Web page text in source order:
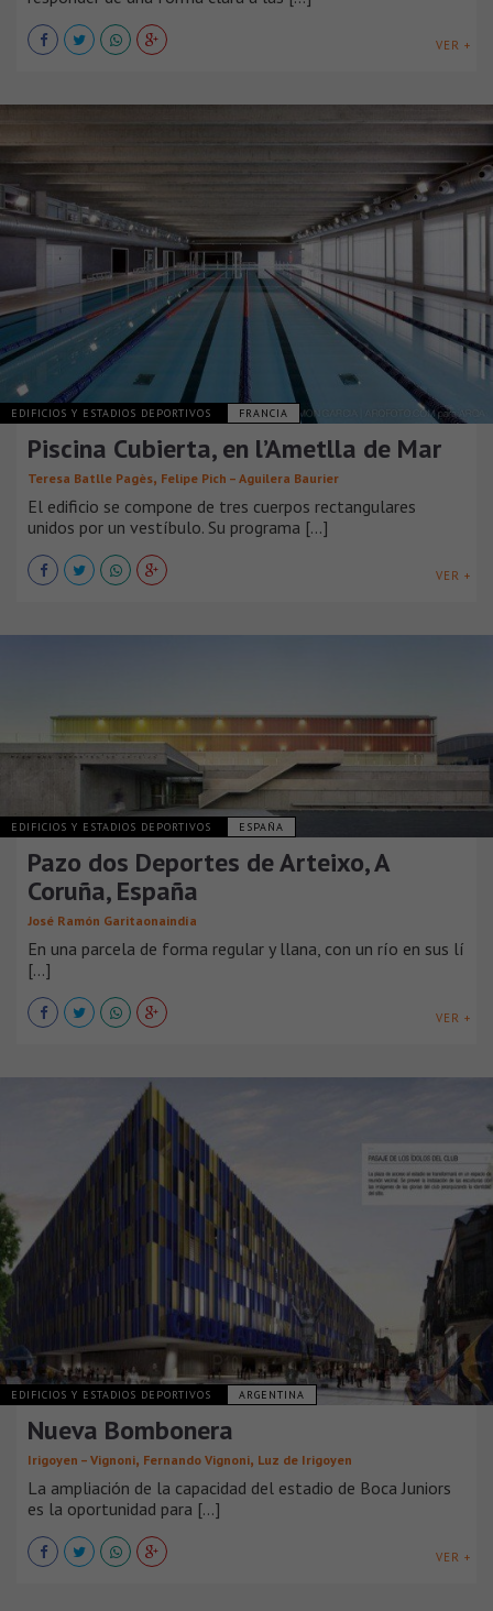
VER +
EDIFICIOS Y ESTADIOS DEPORTIVOS FRANCIA
Piscina Cubierta, en l’Ametlla de Mar
Teresa Batlle Pagès, Felipe Pich – Aguilera Baurier
El edificio se compone de tres cuerpos rectangulares
unidos por un vestíbulo. Su programa [...]
VER +
EDIFICIOS Y ESTADIOS DEPORTIVOS ESPAÑA
Pazo dos Deportes de Arteixo, A
Coruña, España
José Ramón Garitaonaindía
En una parcela de forma regular y llana, con un río en sus lí
[...]
VER +
EDIFICIOS Y ESTADIOS DEPORTIVOS ARGENTINA
Nueva Bombonera
Irigoyen – Vignoni, Fernando Vignoni, Luz de Irigoyen
La ampliación de la capacidad del estadio de Boca Juniors
es la oportunidad para [...]
VER +